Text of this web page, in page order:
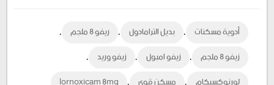
Plus أدوية مسكنات , بديل الترامادول , ريفو ٨ ملجم ,
زيفو ٨ ملجم , زيفو امبول , زيفو وريد ,